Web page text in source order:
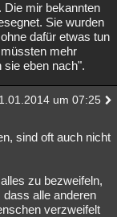
Die mir bekannten
Sie wurden
dafür etwas tun
mehr
sie eben nach".
um 07:25
sind oft auch nicht
zu bezweifeln,
alle anderen
verzweifelt